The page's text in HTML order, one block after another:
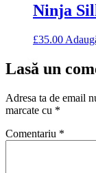
Ninja
£35.00
Lasă un
Adresa ta de email
marcate cu *
Comentariu *